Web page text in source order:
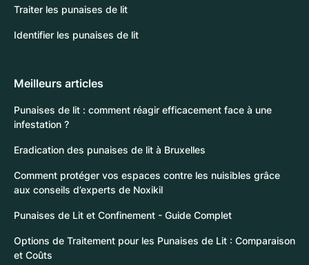
Traiter les punaises de lit
Identifier les punaises de lit
Meilleurs articles
Punaises de lit : comment réagir efficacement face à une
infestation ?
Eradication des punaises de lit à Bruxelles
Comment protéger vos espaces contre les nuisibles grâce
aux conseils d’experts de Noxikil
Punaises de Lit et Confinement - Guide Complet
Options de Traitement pour les Punaises de Lit : Comparaison
et Coûts